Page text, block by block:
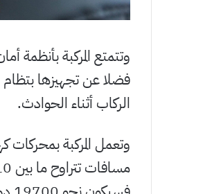
وتتمتع المركبة
فضلا عن تجهيزها بتظام
الركاب أثناء الحوادث.